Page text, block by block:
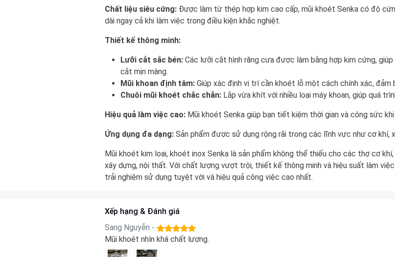
Chất liệu siêu cứng: Được làm từ thép hợp kim cao cấp, mũi khoét Senka có độ
dài ngay cả khi làm việc trong điều kiện khắc nghiệt.
Thiết kế thông minh:
Lưỡi cắt sắc bén: Các lưỡi cắt hình răng cưa được làm bằng hợp kim cứng,
cắt mịn màng.
Mũi khoan định tâm: Giúp xác định vị trí cần khoét lỗ một cách chính xác,
Chuôi mũi khoét chắc chắn: Lắp vừa khít với nhiều loại máy khoan, giúp quá
Hiệu quả làm việc cao: Mũi khoét Senka giúp bạn tiết kiệm thời gian và công sức
Ứng dụng đa dạng: Sản phẩm được sử dụng rộng rãi trong các lĩnh vực như cơ khí,
Mũi khoét kim loại, khoét inox Senka là sản phẩm không thể thiếu cho các thợ cơ
xây dựng, nội thất. Với chất lượng vượt trội, thiết kế thông minh và hiệu suất làm
trải nghiệm sử dụng tuyệt vời và hiệu quả công việc cao nhất.
Xếp hạng & Đánh giá
Sang Nguyễn -
Mũi khoét nhìn khá chất lượng.